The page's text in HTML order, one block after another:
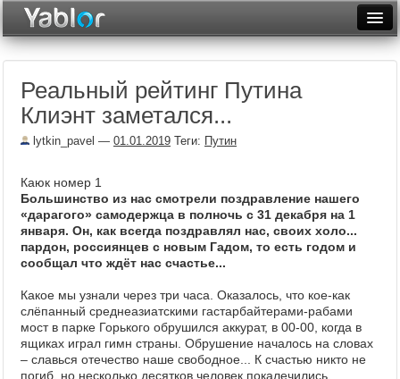
Неделя
Месяц
Архив
Фототоп
Видеотоп
Реальный рейтинг Путина
Клиэнт заметался...
lytkin_pavel — 01.01.2019 Теги: Путин
Каюк номер 1
Большинство из нас смотрели поздравление нашего
«дарагого» самодержца в полночь с 31 декабря на 1
января. Он, как всегда поздравлял нас, своих холо...
пардон, россиянцев с новым Гадом, то есть годом и
сообщал что ждёт нас счастье...
Какое мы узнали через три часа. Оказалось, что кое-как
слёпанный среднеазиатскими гастарбайтерами-рабами
мост в парке Горького обрушился аккурат, в 00-00, когда в
ящиках играл гимн страны. Обрушение началось на словах
– славься отечество наше свободное... К счастью никто не
погиб, но несколько десятков человек покалечились.